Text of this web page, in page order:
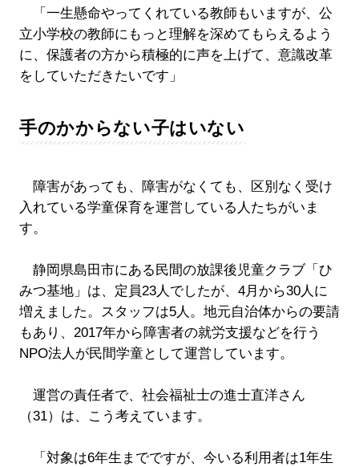
「一生懸命やってくれている教師もいますが、公
立小学校の教師にもっと理解を深めてもらえるよう
に、保護者の方から積極的に声を上げて、意識改革
をしていただきたいです」
手のかからない子はいない
障害があっても、障害がなくても、区別なく受け
入れている学童保育を運営している人たちがいま
す。
静岡県島田市にある民間の放課後児童クラブ「ひ
みつ基地」は、定員23人でしたが、4月から30人に
増えました。スタッフは5人。地元自治体からの要請
もあり、2017年から障害者の就労支援などを行う
NPO法人が民間学童として運営しています。
運営の責任者で、社会福祉士の進士直洋さん
（31）は、こう考えています。
「対象は6年生までですが、今いる利用者は1年生